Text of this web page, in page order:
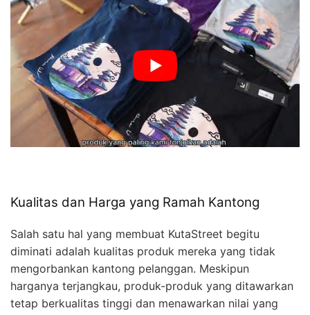
Kualitas dan Harga yang Ramah Kantong
Salah satu hal yang membuat KutaStreet begitu
diminati adalah kualitas produk mereka yang tidak
mengorbankan kantong pelanggan. Meskipun
harganya terjangkau, produk-produk yang ditawarkan
tetap berkualitas tinggi dan menawarkan nilai yang